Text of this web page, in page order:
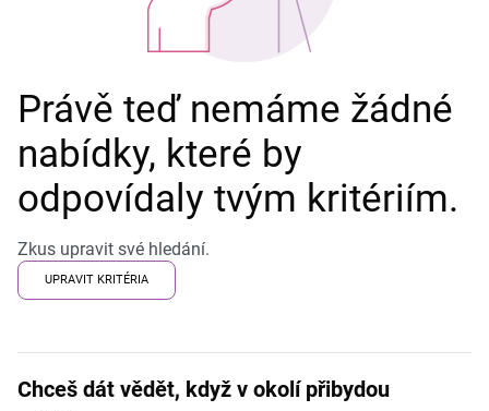
Právě teď nemáme žádné
nabídky, které by
odpovídaly tvým kritériím.
Zkus upravit své hledání.
UPRAVIT KRITÉRIA
Chceš dát vědět, když v okolí přibydou